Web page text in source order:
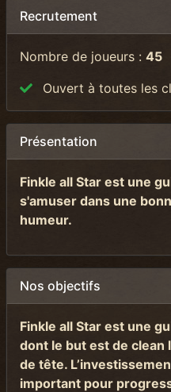
Recrutement
Nombre de joueurs : 45
Ouvert à toutes les
Présentation
Finkle all Star est une
s'amuser dans une
humeur.
Nos objectifs
Finkle all Star est une
dont le but est de clean
de tête.
important pour